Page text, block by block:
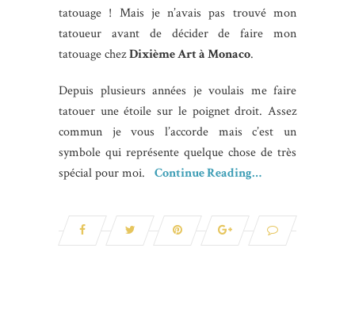
tatouage ! Mais je n’avais pas trouvé mon
tatoueur avant de décider de faire mon
tatouage chezDixième Art à Monaco.
Depuis plusieurs années je voulais me faire
tatouer une étoile sur le poignet droit. Assez
commun je vous l’accorde mais c’est un
symbole qui représente quelque chose de très
spécial pour moi. Continue Reading…